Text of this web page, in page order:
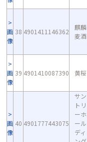
画
像
38 4901411146362
麒麟
麦酒
画
像
39 4901410087390 黄桜
画
像
40 4901777443075
サン
トリ
ーホ
ール
ディ